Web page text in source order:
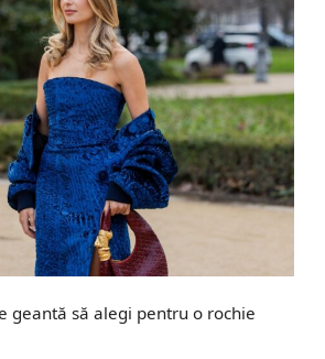
geantă să alegi pentru o rochie